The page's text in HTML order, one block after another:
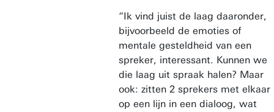
“Ik vind juist de laag daaronder,
bijvoorbeeld de emoties of
mentale gesteldheid van een
spreker, interessant. Kunnen we
die laag uit spraak halen? Maar
ook: zitten 2 sprekers met elkaar
op een lijn in een dialoog, wat